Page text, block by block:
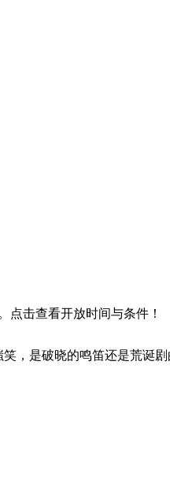
点击查看开放时间与条件！
，是破晓的鸣笛还是荒诞剧